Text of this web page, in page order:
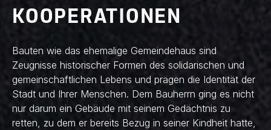
KOOPERATIONEN
Bauten wie das ehemalige Gemeindehaus sind
Zeugnisse historischer Formen des solidarischen und
gemeinschaftlichen Lebens und prägen die Identität der
Stadt und Ihrer Menschen. Dem Bauherrn ging es nicht
nur darum ein Gebäude mit seinem Gedächtnis zu
retten, zu dem er bereits Bezug in seiner Kindheit hatte,